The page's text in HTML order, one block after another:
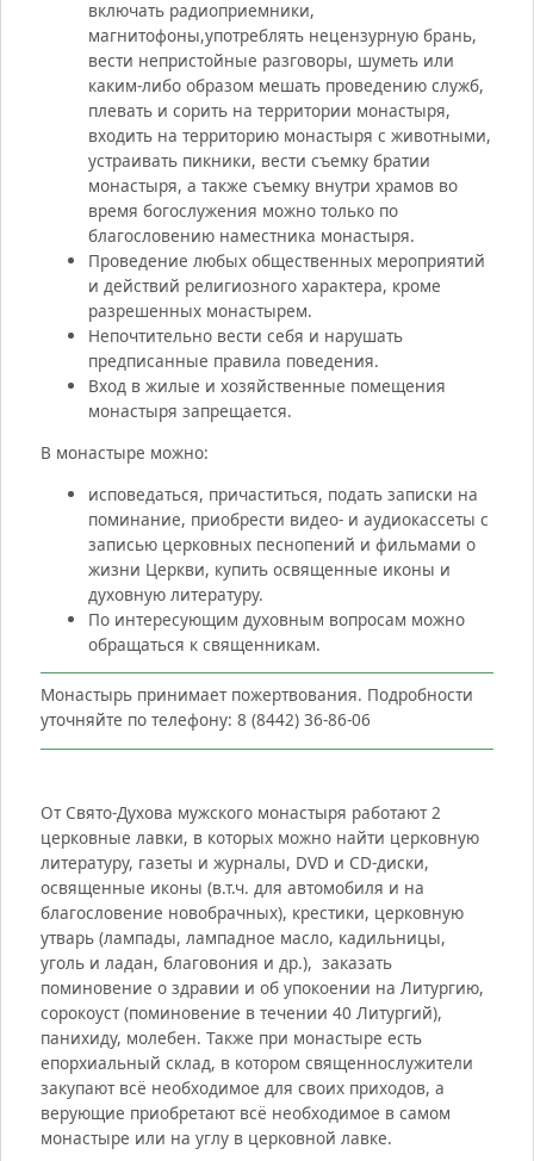
включать радиоприемники,
магнитофоны,употреблять нецензурную брань,
вести непристойные разговоры, шуметь или
каким-либо образом мешать проведению служб,
плевать и сорить на территории монастыря,
входить на территорию монастыря с животными,
устраивать пикники, вести съемку братии
монастыря, а также съемку внутри храмов во
время богослужения можно только по
благословению наместника монастыря.
Проведение любых общественных мероприятий
и действий религиозного характера, кроме
разрешенных монастырем.
Непочтительно вести себя и нарушать
предписанные правила поведения.
Вход в жилые и хозяйственные помещения
монастыря запрещается.
В монастыре можно:
исповедаться, причаститься, подать записки на
поминание, приобрести видео- и аудиокассеты с
записью церковных песнопений и фильмами о
жизни Церкви, купить освященные иконы и
духовную литературу.
По интересующим духовным вопросам можно
обращаться к священникам.
Монастырь принимает пожертвования. Подробности
уточняйте по телефону: 8 (8442) 36-86-06
От Свято-Духова мужского монастыря работают 2
церковные лавки, в которых можно найти церковную
литературу, газеты и журналы, DVD и CD-диски,
освященные иконы (в.т.ч. для автомобиля и на
благословение новобрачных), крестики, церковную
утварь (лампады, лампадное масло, кадильницы,
уголь и ладан, благовония и др.), заказать
поминовение о здравии и об упокоении на Литургию,
сорокоуст (поминовение в течении 40 Литургий),
панихиду, молебен. Также при монастыре есть
епорхиальный склад, в котором священнослужители
закупают всё необходимое для своих приходов, а
верующие приобретают всё необходимое в самом
монастыре или на углу в церковной лавке.